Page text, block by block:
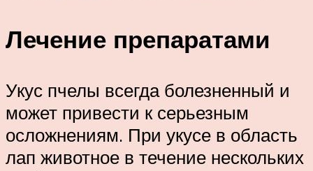
Лечение препаратами
Укус пчелы всегда болезненный и
может привести к серьезным
осложнениям. При укусе в область
лап животное в течение нескольких